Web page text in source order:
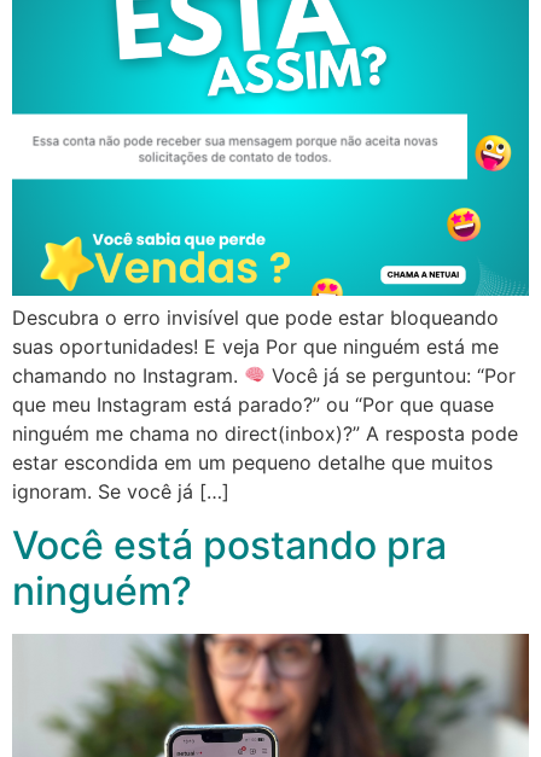
Descubra o erro invisível que pode estar bloqueando
suas oportunidades! E veja Por que ninguém está me
chamando no Instagram.
Você já se perguntou: “Por
que meu Instagram está parado?” ou “Por que quase
ninguém me chama no direct(inbox)?” A resposta pode
estar escondida em um pequeno detalhe que muitos
ignoram. Se você já […]
Você está postando pra
ninguém?